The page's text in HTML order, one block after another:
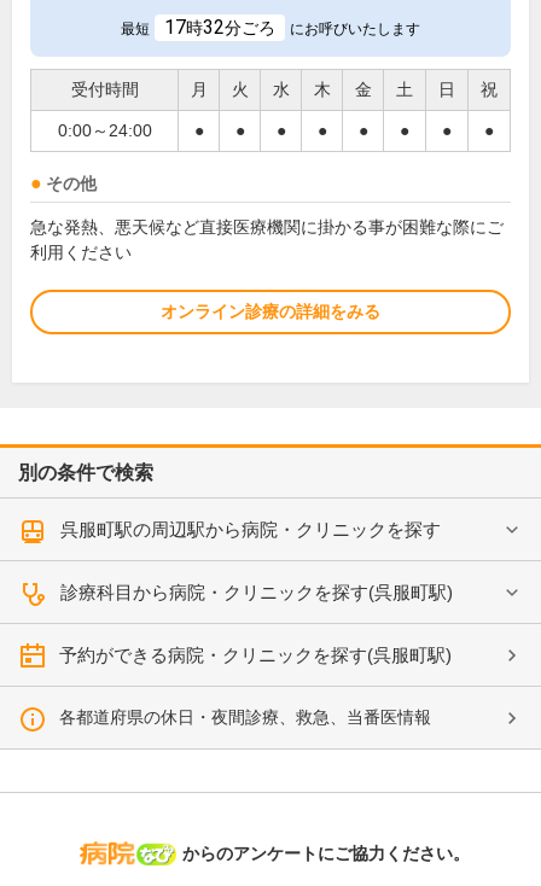
最短 17時32分ごろ にお呼びいたします
受付時間 月 火 水 木 金 土 日 祝
0:00～24:00 ● ● ● ● ● ● ● ●
その他
急な発熱、悪天候など直接医療機関に掛かる事が困難な際にご
利用ください
オンライン診療の詳細をみる
別の条件で検索
呉服町駅の周辺駅から病院・クリニックを探す
診療科目から病院・クリニックを探す(呉服町駅)
予約ができる病院・クリニックを探す(呉服町駅)
各都道府県の休日・夜間診療、救急、当番医情報
病院なび
からのアンケートにご協力ください。